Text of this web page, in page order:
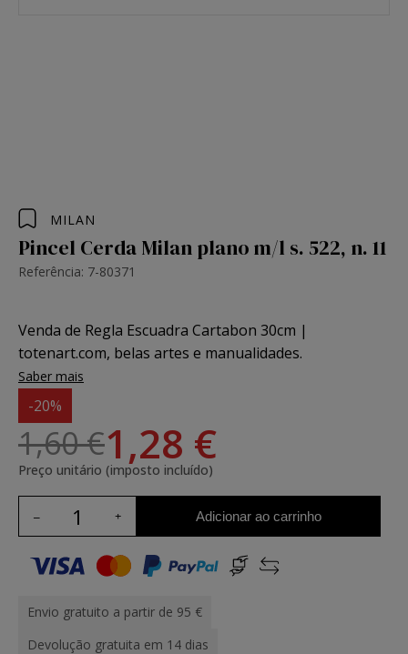
MILAN
Pincel Cerda Milan plano m/l s. 522, n. 11
Referência: 7-80371
Venda de Regla Escuadra Cartabon 30cm |
totenart.com, belas artes e manualidades.
Saber mais
-20%
1,60 €1,28 €
Preço unitário (imposto incluído)
Adicionar ao carrinho
Envio gratuito a partir de 95 €
Devolução gratuita em 14 dias